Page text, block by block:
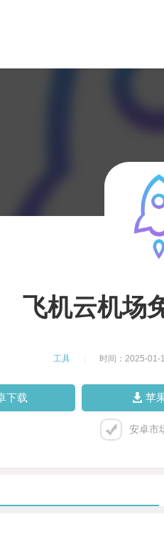
飞机云机场
工具 时间：2025-01-
下载 苹
安卓市